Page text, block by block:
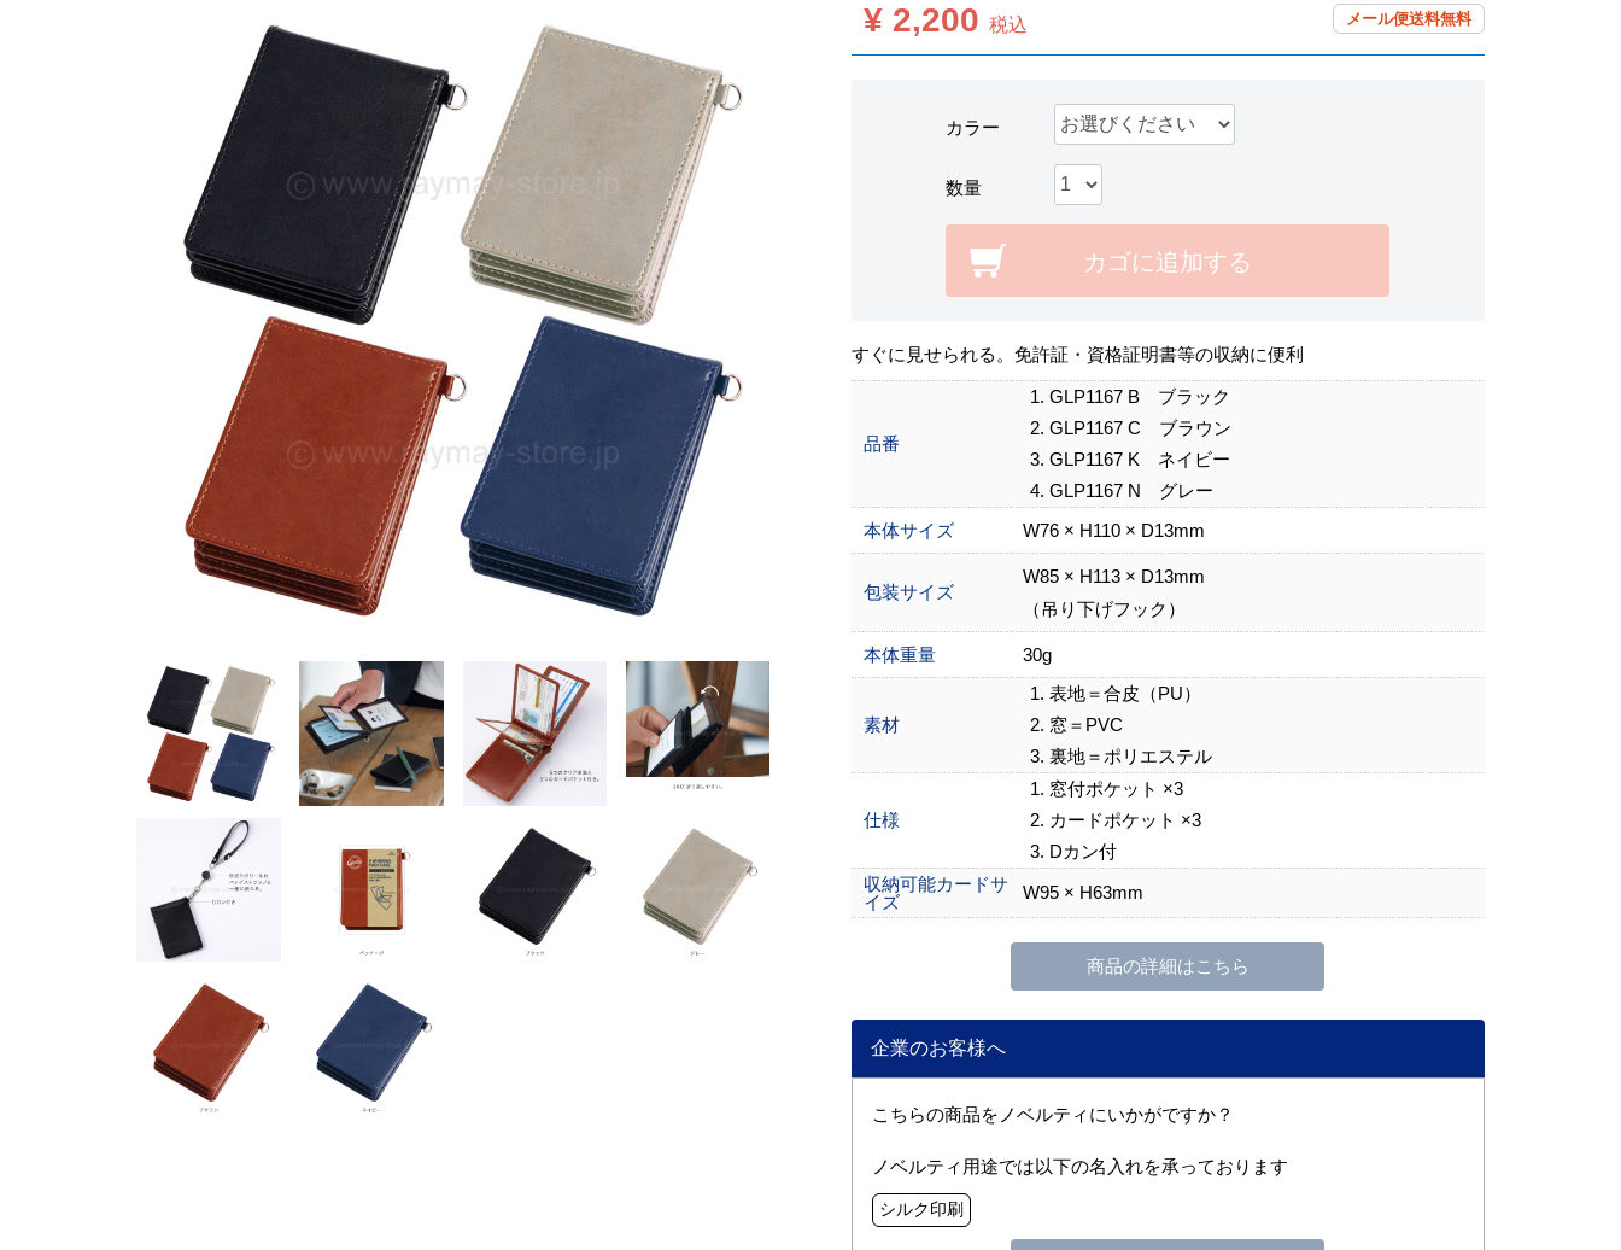
¥ 2,200 税込 メール便送料無料
カラー
数量
カゴに追加する
すぐに見せられる。免許証・資格証明書等の収納に便利
品番
GLP1167 B ブラック
GLP1167 C ブラウン
GLP1167 K ネイビー
GLP1167 N グレー
本体サイズ
W76 × H110 × D13mm
包装サイズ
W85 × H113 × D13mm
（吊り下げフック）
本体重量 30g
素材
表地＝合皮（PU）
窓＝PVC
裏地＝ポリエステル
仕様
窓付ポケット ×3
カードポケット ×3
Dカン付
収納可能カードサ
イズ
W95 × H63mm
商品の詳細はこちら
企業のお客様へ
こちらの商品をノベルティにいかがですか？
ノベルティ用途では以下の名入れを承っております
シルク印刷